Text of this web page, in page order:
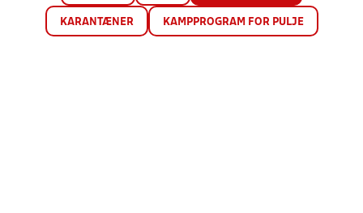
KARANTÆNER KAMPPROGRAM FOR PULJE